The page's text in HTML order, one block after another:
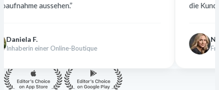
die Kunden merken keinen
Freiberufliche Designerin